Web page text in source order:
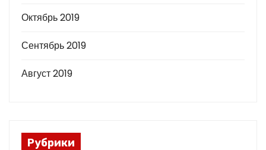
Октябрь 2019
Сентябрь 2019
Август 2019
Рубрики